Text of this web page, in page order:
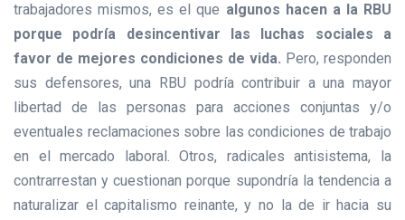
trabajadores mismos, es el que algunos hacen a la RBU
porque podría desincentivar las luchas sociales a
favor de mejores condiciones de vida. Pero, responden
sus defensores, una RBU podría contribuir a una mayor
libertad de las personas para acciones conjuntas y/o
eventuales reclamaciones sobre las condiciones de trabajo
en el mercado laboral. Otros, radicales antisistema, la
contrarrestan y cuestionan porque supondría la tendencia a
naturalizar el capitalismo reinante, y no la de ir hacia su